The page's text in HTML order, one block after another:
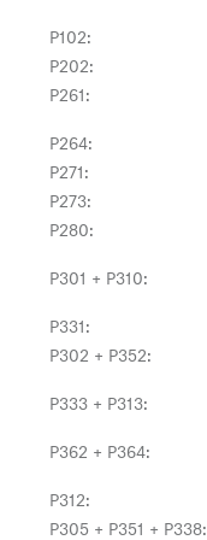
P102:
P202:
P261:
P264:
P271:
P273:
P280:
P301 + P310:
P331:
P302 + P352:
P333 + P313:
P362 + P364:
P312:
P305 + P351 + P338: